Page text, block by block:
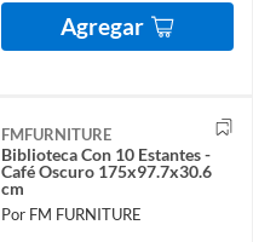
Agregar
FMFURNITURE
Biblioteca Con 10 Estantes -
Café Oscuro 175x97.7x30.6
cm
Por FM FURNITURE